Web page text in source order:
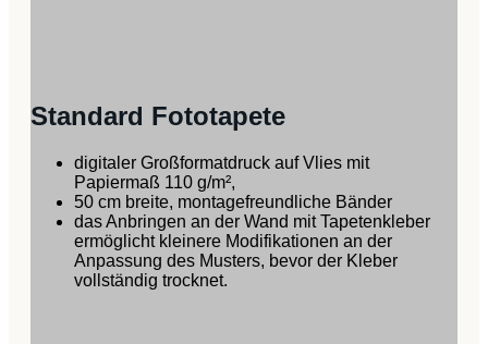
Standard Fototapete
digitaler Großformatdruck auf Vlies mit
Papiermaß 110 g/m²,
50 cm breite, montagefreundliche Bänder
das Anbringen an der Wand mit Tapetenkleber
ermöglicht kleinere Modifikationen an der
Anpassung des Musters, bevor der Kleber
vollständig trocknet.